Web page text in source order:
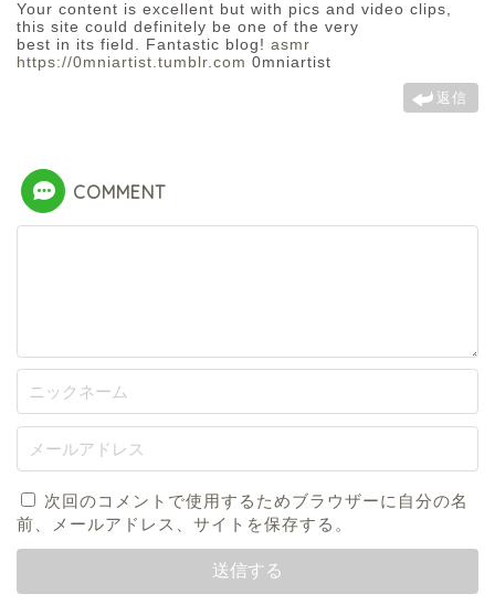
Your content is excellent but with pics and video clips,
this site could definitely be one of the very
best in its field. Fantastic blog! asmr
https://0mniartist.tumblr.com 0mniartist
返信
COMMENT
次回のコメントで使用するためブラウザーに自分の名
前、メールアドレス、サイトを保存する。